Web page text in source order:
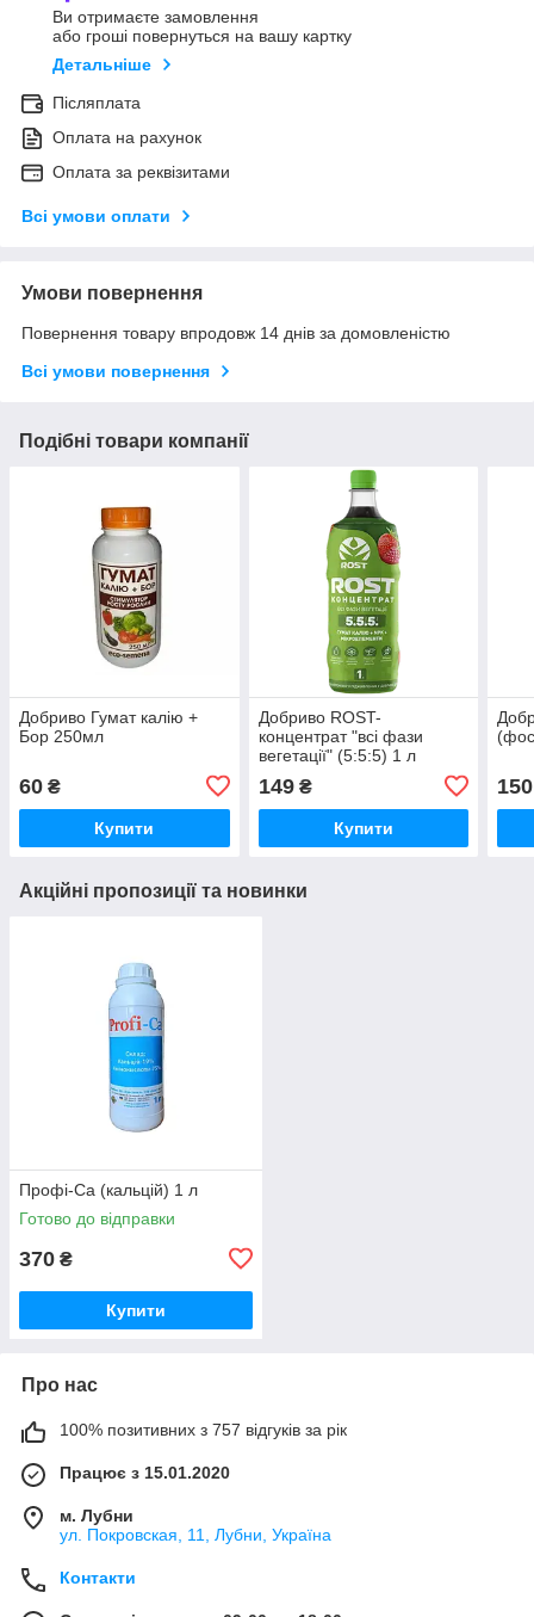
Ви отримаєте замовлення
або гроші повернуться на вашу картку
Детальніше
Післяплата
Оплата на рахунок
Оплата за реквізитами
Всі умови оплати
Умови повернення
Повернення товару впродовж 14 днів за домовленістю
Всі умови повернення
Подібні товари компанії
Добриво Гумат калію +
Бор 250мл
60 ₴
Купити
Добриво ROST-
концентрат "всі фази
вегетації" (5:5:5) 1 л
149₴
Купити
150
Акційні пропозиції та новинки
Профі-Са (кальцій) 1 л
Готово до відправки
370 ₴
Купити
Про нас
100% позитивних з 757 відгуків за рік
Працює з 15.01.2020
м. Лубни
ул. Покровская, 11, Лубни, Україна
Контакти